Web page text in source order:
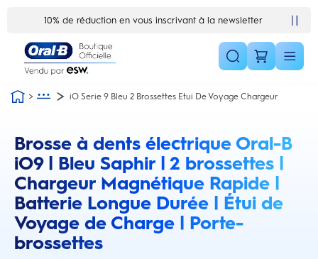
Satisfait ou remboursé 30 jours
iO Serie 9 Bleu 2 Brossettes Etui De Voyage Chargeur
Brosse à dents électrique Oral-B
iO9 | Bleu Saphir | 2 brossettes |
Chargeur Magnétique Rapide |
Batterie Longue Durée | Étui de
Voyage de Charge | Porte-
brossettes
this action will scroll you to the reviews section